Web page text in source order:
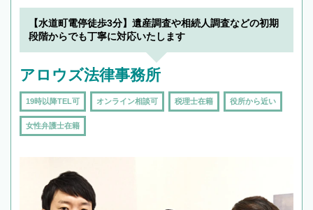
【水道町電停徒歩3分】遺産調査や相続人調査などの初期
段階からでも丁寧に対応いたします
アロウズ法律事務所
19時以降TEL可 オンライン相談可 税理士在籍 役所から近い
女性弁護士在籍